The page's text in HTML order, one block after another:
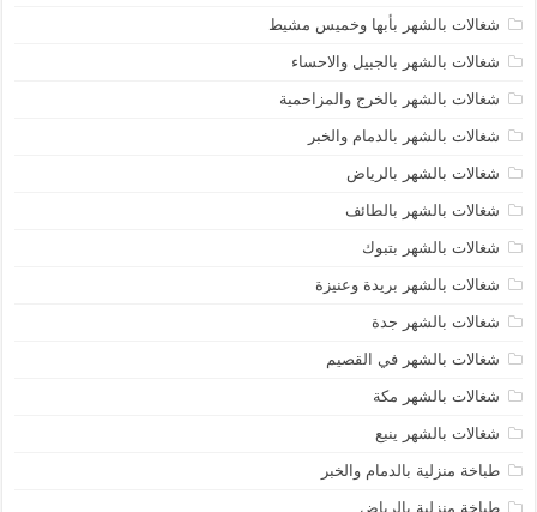
شغالات بالشهر بأبها وخميس مشيط
شغالات بالشهر بالجبيل والاحساء
شغالات بالشهر بالخرج والمزاحمية
شغالات بالشهر بالدمام والخبر
شغالات بالشهر بالرياض
شغالات بالشهر بالطائف
شغالات بالشهر بتبوك
شغالات بالشهر بريدة وعنيزة
شغالات بالشهر جدة
شغالات بالشهر في القصيم
شغالات بالشهر مكة
شغالات بالشهر ينبع
طباخة منزلية بالدمام والخبر
طباخة منزلية بالرياض